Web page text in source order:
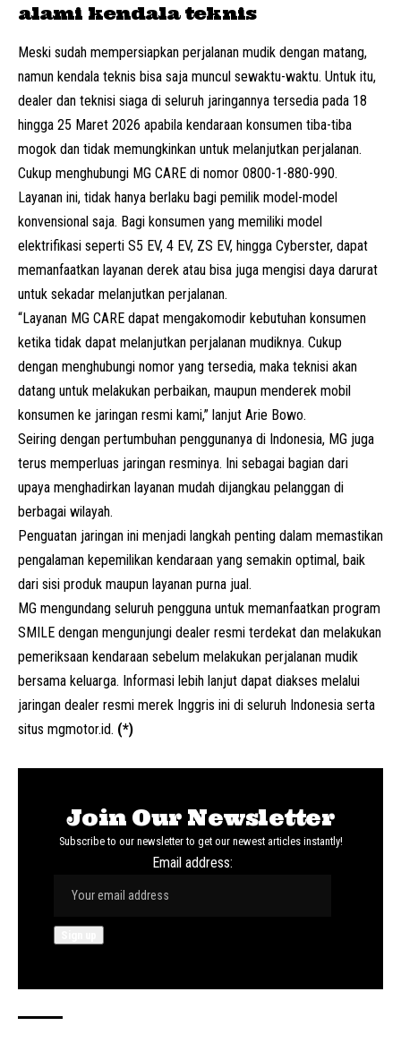
alami kendala teknis
Meski sudah mempersiapkan perjalanan mudik dengan matang,
namun kendala teknis bisa saja muncul sewaktu-waktu. Untuk itu,
dealer dan teknisi siaga di seluruh jaringannya tersedia pada 18
hingga 25 Maret 2026 apabila kendaraan konsumen tiba-tiba
mogok dan tidak memungkinkan untuk melanjutkan perjalanan.
Cukup menghubungi MG CARE di nomor 0800-1-880-990.
Layanan ini, tidak hanya berlaku bagi pemilik model-model
konvensional saja. Bagi konsumen yang memiliki model
elektrifikasi seperti S5 EV, 4 EV, ZS EV, hingga Cyberster, dapat
memanfaatkan layanan derek atau bisa juga mengisi daya darurat
untuk sekadar melanjutkan perjalanan.
“Layanan MG CARE dapat mengakomodir kebutuhan konsumen
ketika tidak dapat melanjutkan perjalanan mudiknya. Cukup
dengan menghubungi nomor yang tersedia, maka teknisi akan
datang untuk melakukan perbaikan, maupun menderek mobil
konsumen ke jaringan resmi kami,” lanjut Arie Bowo.
Seiring dengan pertumbuhan penggunanya di Indonesia, MG juga
terus memperluas jaringan resminya. Ini sebagai bagian dari
upaya menghadirkan layanan mudah dijangkau pelanggan di
berbagai wilayah.
Penguatan jaringan ini menjadi langkah penting dalam memastikan
pengalaman kepemilikan kendaraan yang semakin optimal, baik
dari sisi produk maupun layanan purna jual.
MG mengundang seluruh pengguna untuk memanfaatkan program
SMILE dengan mengunjungi dealer resmi terdekat dan melakukan
pemeriksaan kendaraan sebelum melakukan perjalanan mudik
bersama keluarga. Informasi lebih lanjut dapat diakses melalui
jaringan dealer resmi merek Inggris ini di seluruh Indonesia serta
situs mgmotor.id. (*)
Join Our Newsletter
Subscribe to our newsletter to get our newest articles instantly!
Email address: